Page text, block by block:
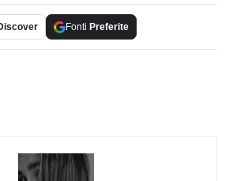
Fonti Preferite